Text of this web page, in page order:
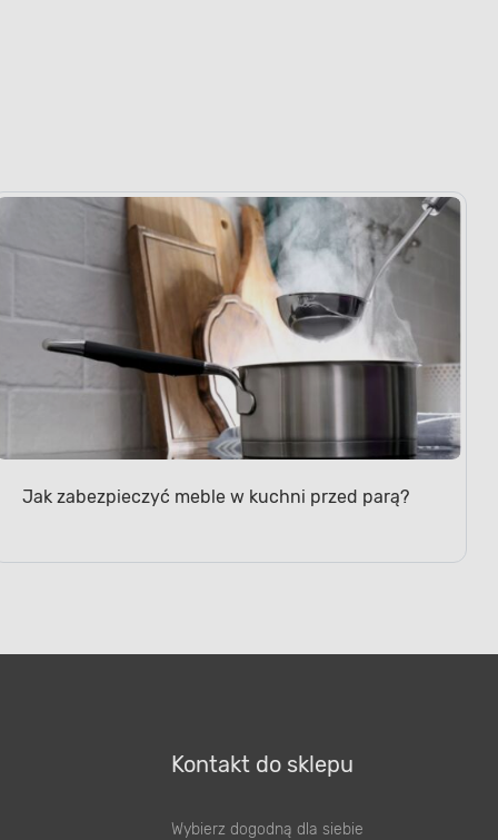
Jak zabezpieczyć meble w kuchni przed parą?
Kontakt do sklepu
Wybierz dogodną dla siebie